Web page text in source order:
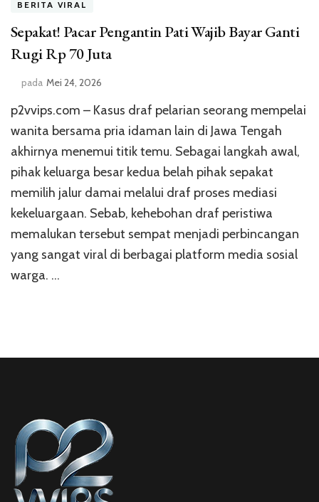
BERITA VIRAL
Sepakat! Pacar Pengantin Pati Wajib Bayar Ganti
Rugi Rp 70 Juta
pada Mei 24, 2026
p2vvips.com – Kasus draf pelarian seorang mempelai
wanita bersama pria idaman lain di Jawa Tengah
akhirnya menemui titik temu. Sebagai langkah awal,
pihak keluarga besar kedua belah pihak sepakat
memilih jalur damai melalui draf proses mediasi
kekeluargaan. Sebab, kehebohan draf peristiwa
memalukan tersebut sempat menjadi perbincangan
yang sangat viral di berbagai platform media sosial
warga. …